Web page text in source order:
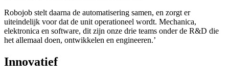
Robojob stelt daarna de automatisering samen, en zorgt er
uiteindelijk voor dat de unit operationeel wordt. Mechanica,
elektronica en software, dit zijn onze drie teams onder de R&D die
het allemaal doen, ontwikkelen en engineeren.’
Innovatief